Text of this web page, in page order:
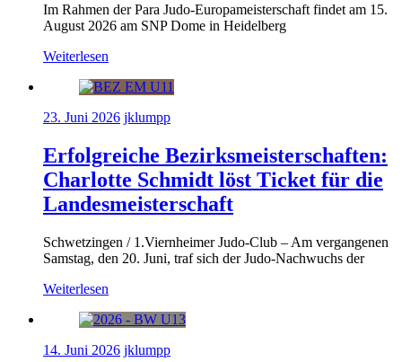
Im Rahmen der Para Judo-Europameisterschaft findet am 15.
August 2026 am SNP Dome in Heidelberg
Weiterlesen
23. Juni 2026 jklumpp
Erfolgreiche Bezirksmeisterschaften:
Charlotte Schmidt löst Ticket für die
Landesmeisterschaft
Schwetzingen / 1.Viernheimer Judo-Club – Am vergangenen
Samstag, den 20. Juni, traf sich der Judo-Nachwuchs der
Weiterlesen
14. Juni 2026 jklumpp